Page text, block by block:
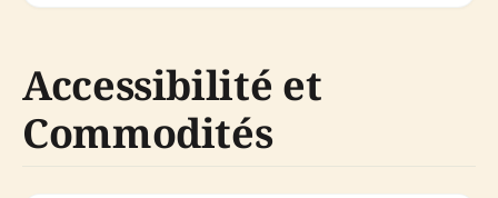
Accessibilité et
Commodités